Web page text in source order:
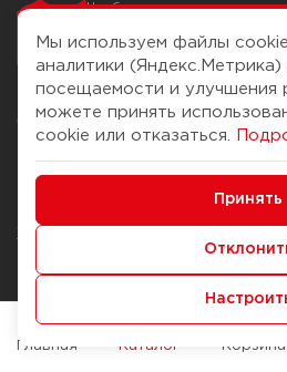
Чтобы вам легко
О компании
История Компании
Журнал
Наши марки
Брендирование
Мы используем файлы
аналитики (Яндекс.Метрика)
посещаемости и улучшения
можете принять
cookie или отказаться.
Принять
Главная Каталог Корзина